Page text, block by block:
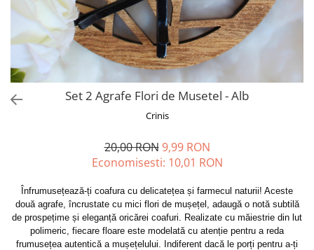
Friends
Fructe
Fundite
Monstera
Neon Collection
Tiny but Mighty
White Sensation
Set 2 Agrafe Flori de Musetel - Alb
Crinis
20,00 RON 9,99 RON
Economisesti: 10,01 RON
Înfrumusețează-ți coafura cu delicatețea și farmecul naturii! Aceste
două agrafe, încrustate cu mici flori de mușețel, adaugă o notă subtilă
de prospețime și eleganță oricărei coafuri. Realizate cu măiestrie din lut
polimeric, fiecare floare este modelată cu atenție pentru a reda
frumusețea autentică a mușețelului. Indiferent dacă le porți pentru a-ți